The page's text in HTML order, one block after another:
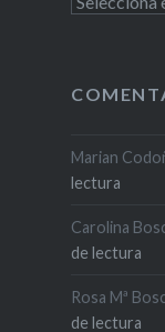
Marian
lectura
Carolina
de lectura
Rosa Mª
de lectura